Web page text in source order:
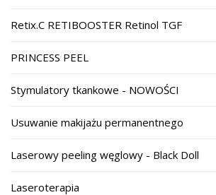
Retix.C RETIBOOSTER Retinol TGF
PRINCESS PEEL
Stymulatory tkankowe - NOWOŚCI
Usuwanie makijażu permanentnego
Laserowy peeling węglowy - Black Doll
Laseroterapia